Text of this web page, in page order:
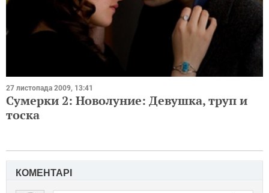
27 листопада 2009, 13:41
Сумерки 2: Новолуние: Девушка, труп и
тоска
КОМЕНТАРІ